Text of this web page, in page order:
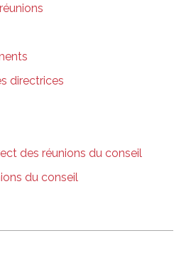
directrices
des réunions du conseil
du conseil